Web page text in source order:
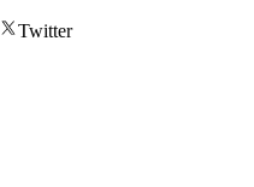
Twitter